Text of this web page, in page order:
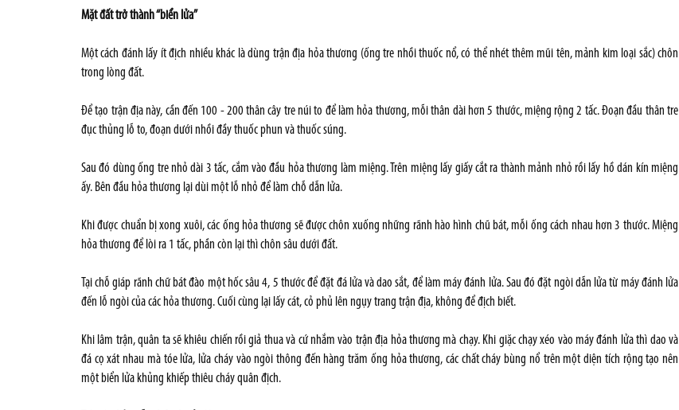
Mặt đất trở thành “biển lửa”
Một cách đánh lấy ít địch nhiều khác là dùng trận địa hỏa thương (ống tre nhồi thuốc nổ, có thể nhét thêm mũi tên, mảnh kim loại sắc) chôn
trong lòng đất.
Để tạo trận địa này, cần đến 100 - 200 thân cây tre núi to để làm hỏa thương, mỗi thân dài hơn 5 thước, miệng rộng 2 tấc. Đoạn đầu thân tre
đục thủng lỗ to, đoạn dưới nhồi đầy thuốc phun và thuốc súng.
Sau đó dùng ống tre nhỏ dài 3 tấc, cắm vào đầu hỏa thương làm miệng. Trên miệng lấy giấy cắt ra thành mảnh nhỏ rồi lấy hồ dán kín miệng
ấy. Bên đầu hỏa thương lại dùi một lỗ nhỏ để làm chỗ dẫn lửa.
Khi được chuẩn bị xong xuôi, các ống hỏa thương sẽ được chôn xuống những rãnh hào hình chũ bát, mỗi ống cách nhau hơn 3 thước. Miệng
hỏa thương để lòi ra 1 tấc, phần còn lại thì chôn sâu dưới đất.
Tại chỗ giáp rãnh chữ bát đào một hốc sâu 4, 5 thước để đặt đá lửa và dao sắt, để làm máy đánh lửa. Sau đó đặt ngòi dẫn lửa từ máy đánh lửa
đến lỗ ngòi của các hỏa thương. Cuối cùng lại lấy cát, cỏ phủ lên ngụy trang trận địa, không để địch biết.
Khi lâm trận, quân ta sẽ khiêu chiến rồi giả thua và cứ nhắm vào trận địa hỏa thương mà chạy. Khi giặc chạy xéo vào máy đánh lửa thì dao và
đá cọ xát nhau mà tóe lửa, lửa cháy vào ngòi thông đến hàng trăm ống hỏa thương, các chất cháy bùng nổ trên một diện tích rộng tạo nên
một biển lửa khủng khiếp thiêu cháy quân địch.